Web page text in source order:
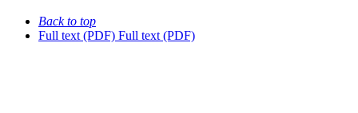
Back to top
Full text (PDF) Full text (PDF)